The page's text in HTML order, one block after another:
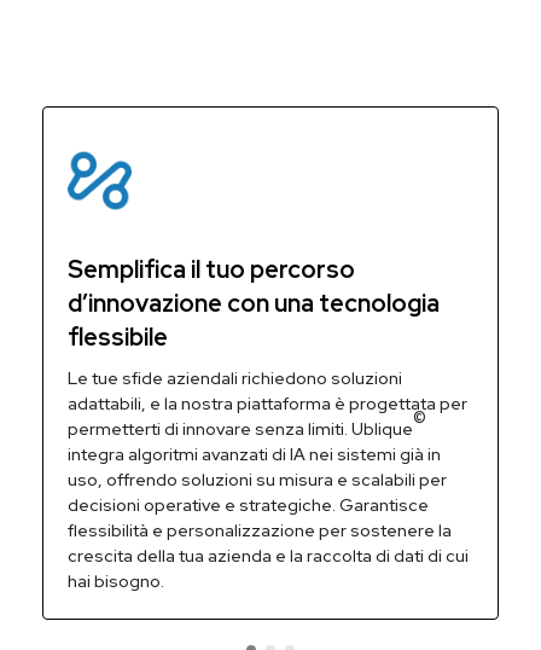
Semplifica il tuo percorso
d’innovazione con una tecnologia
flessibile
Le tue sfide aziendali richiedono soluzioni
adattabili, e la nostra piattaforma è progettata per
permetterti di innovare senza limiti. Ublique
©
integra algoritmi avanzati di IA nei sistemi già in
uso, offrendo soluzioni su misura e scalabili per
decisioni operative e strategiche. Garantisce
flessibilità e personalizzazione per sostenere la
crescita della tua azienda e la raccolta di dati di cui
hai bisogno.